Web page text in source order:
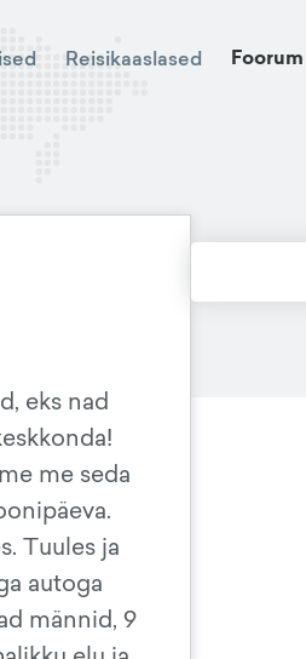
Reisikaaslased Foorum
eks nad
me seda
Tuules ja
autoga
männid, 9